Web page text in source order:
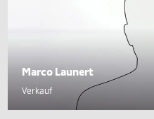
Marco Launert
Verkauf